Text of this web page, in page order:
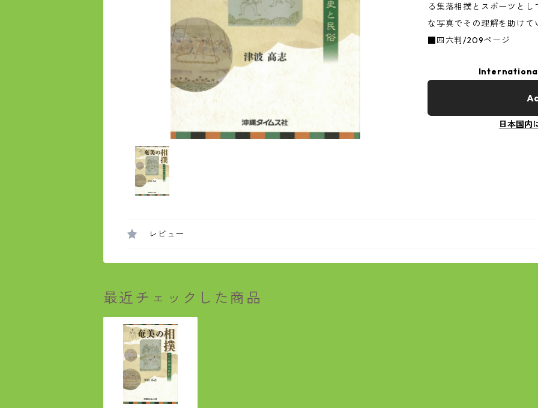
る集落相撲とスポーツと
な写真でその理解を助けて
■四六判/209ページ
日本国内
レビュー
最近チェックした商品